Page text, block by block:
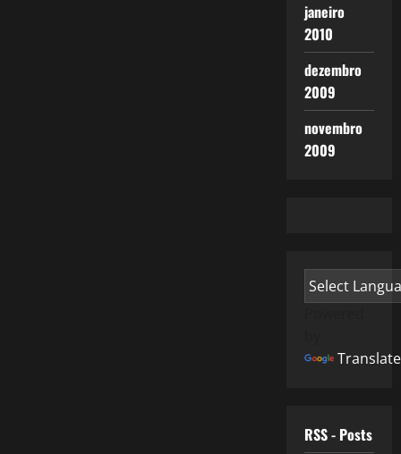
janeiro
2010
dezembro
2009
novembro
2009
Translate
RSS - Posts